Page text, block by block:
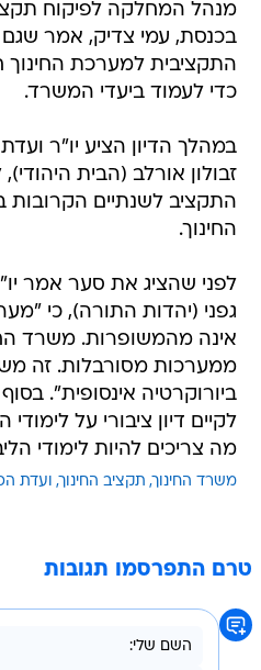
מנהל המחלקה לפיקוח
בכנסת, עמי צדיק, אמר
כדי לעמוד ביעדי המשרד.
במהלך הדיון הציע יו"ר
זבולון אורלב (הבית
התקציב לשנתיים הקרובות
החינוך.
לפני שהציג את סער אמר
גפני (יהדות התורה), כי
אינה מהמשופרות. משרד
ממערכות מסורבלות. זה
ביורוקרטיה אינסופית".
לקיים דיון ציבורי על
מה צריכים להיות לימודי
משרד החינוך תקציב החינוך ועדת
טרם התפרסמו תגובות